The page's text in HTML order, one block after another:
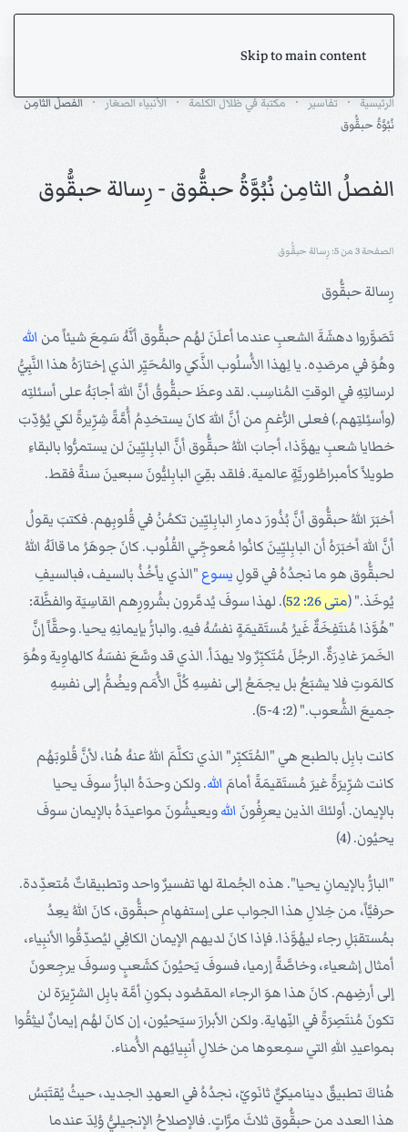
Skip to main content
الرئيسية تفاسير مكتبة في ظلال الكلمة الأنبياء الصغار
الفصلُ الثامِن
نُبُوَّةُ حبقُّوق
الفصلُ الثامِن نُبُوَّةُ حبقُّوق - رِسالة حبقُّوق
الصفحة 3 من 5: رِسالة حبقُّوق
رِسالة حبقُّوق
تَصَوَّروا دهشَةَ الشعبِ عندما أعلَنَ لهُم حبقُّوق أنَّهُ سَمِعَ شيئاً من الله
وهُوَ في مرصَدِه. يا لِهذا الأُسلُوب الذَّكي والمُحَيِّر الذي إختارَهُ هذا النَّبِيُّ
لرسالتِهِ في الوقتِ المُناسِب. لقد وعظَ حبقُّوقُ أنَّ اللهَ أجابَهُ على أسئلتِه
(وأسئِلتِهم.) فعلى الرُّغمِ من أنَّ اللهَ كانَ يستخدِمُ أُمَّةً شِرِّيرةً لكي يُؤدِّبَ
خطايا شعبِ يهوَّذا، أجابَ اللهُ حبقُّوق أنَّ البابِليِّينَ لن يستمرُّوا بالبقاءِ
طويلاً كأمبراطُوريَّةٍ عالمية. فلقد بقِيَ البابِليُّونَ سبعينَ سنةً فقط.
أخبَرَ اللهُ حبقُّوق أنَّ بُذُورَ دمارِ البابِليِّين تكمُنُ في قُلوبِهم. فكتبَ يقولُ
أنَّ اللهَ أخبَرَهُ أن البابِليِّينَ كانُوا مُعوجِّي القُلُوب. كانَ جوهَرُ ما قالَهُ اللهُ
لحبقُّوق هو ما نجدُهُ في قولِ يسوع "الذي يأخُذُ بالسيف، فبالسيفِ
يُوخَذ." (متى 26: 52
). لهذا سوفَ يُدمَّرون بشُرورِهم القاسِيَة والفظَّة:
"هُوَّذا مُنتَفِخَةٌ غَيرُ مُستَقيمَةٍ نفسُهُ فيهِ. والبارُّ بإيمانِهِ يحيا. وحقَّاً إنَّ
الخَمرَ غادِرَةٌ. الرجُلَ مُتَكبِّرٌ ولا يهدَأ. الذي قد وسَّعَ نفسَهُ كالهاوِية وهُوَ
كالمَوتِ فلا يشبَعُ بل يجمَعُ إلى نفسِهِ كُلَّ الأُمَم ويضُمُّ إلى نفسِهِ
جميعَ الشُّعوب." (2: 4-5).
كانت بابِل بالطبع هي "المُتَكبِّر" الذي تكلَّمَ اللهُ عنهُ هُنا، لأنَّ قُلوبَهُم
كانت شرِّيرَةً غيرَ مُستَقيمَةً أمامَ الله. ولكن وحدَهُ البارُّ سوفَ يحيا
بالإيمان. أولئكَ الذين يعرِفُونَ اللهويعيشُونَ مواعيدَهُ بالإيمان سوفَ
يحيُون. (4)
"البارُّ بالإيمانِ يحيا". هذه الجُملة لها تفسيرٌ واحد وتطبيقاتٌ مُتعدِّدة.
حرفيَّاً، من خِلالِ هذا الجواب على إستفهامِ حبقُّوق، كانَ اللهُ يعِدُ
بمُستقبَلِ رجاء ليهُوَّذا. فإذا كانَ لديهم الإيمان الكافِي ليُصدِّقُوا الأنبِياء،
أمثال إشعياء، وخاصَّةً إرميا، فسوفَ يَحيُونَ كشَعبٍ وسوفَ يرجِعونَ
إلى أرضِهم. كانَ هذا هوَ الرجاء المقصُود بكونِ أمَّة بابِل الشرِّيرَة لن
تكونَ مُنتَصِرَةً في النِّهاية. ولكن الأبرارَ سيَحيُون، إن كانَ لهُم إيمانٌ ليثِقُوا
بمواعيدِ اللهِ التي سمِعوها من خلالِ أنبِيائِهم الأُمناء.
هُناكَ تطبيقٌ ديناميكيٌّ ثانَويّ، نجدُهُ في العهدِ الجديد، حيثُ يُقتَبَسُ
هذا العدد من حبقُّوق ثلاثَ مرَّاتٍ. فالإصلاحُ الإنجيليُّ وُلِدَ عندما